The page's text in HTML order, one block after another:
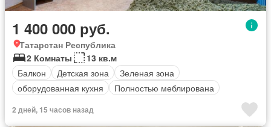
1 400 000 руб.
Татарстан Республика
2 Комнаты
13 кв.м
Балкон
Детская зона
Зеленая зона
оборудованная кухня
Полностью меблирована
2 дней, 15 часов назад